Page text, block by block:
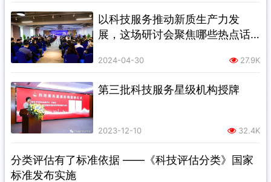
以科技服务推动新质生产力发
展，这场研讨会聚焦哪些热点话
2024-04-30 27.9K
第三批科技服务星级机构授牌
2023-12-10 32.4K
分类评估有了标准依据 ——《科技评估分类》国家
标准发布实施